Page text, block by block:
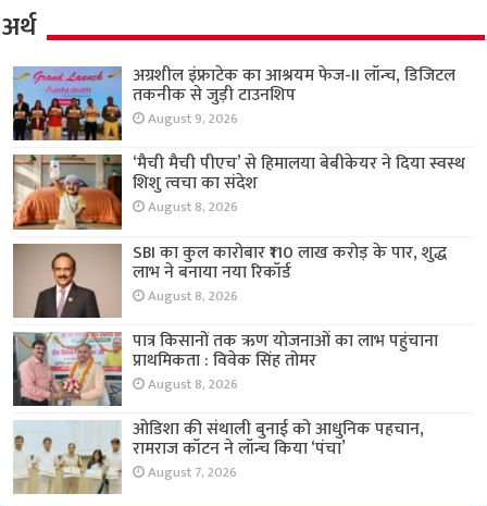
अर्थ
अग्रशील इंफ्राटेक का आश्रयम फेज-II लॉन्च, डिजिटल
तकनीक से जुड़ी टाउनशिप
August 9, 2026
‘मैची मैची पीएच’ से हिमालया बेबीकेयर ने दिया स्वस्थ
शिशु त्वचा का संदेश
August 8, 2026
SBI का कुल कारोबार ₹110 लाख करोड़ के पार, शुद्ध
लाभ ने बनाया नया रिकॉर्ड
August 8, 2026
पात्र किसानों तक ऋण योजनाओं का लाभ पहुंचाना
प्राथमिकता : विवेक सिंह तोमर
August 8, 2026
ओडिशा की संथाली बुनाई को आधुनिक पहचान,
रामराज कॉटन ने लॉन्च किया ‘पंचा’
August 7, 2026